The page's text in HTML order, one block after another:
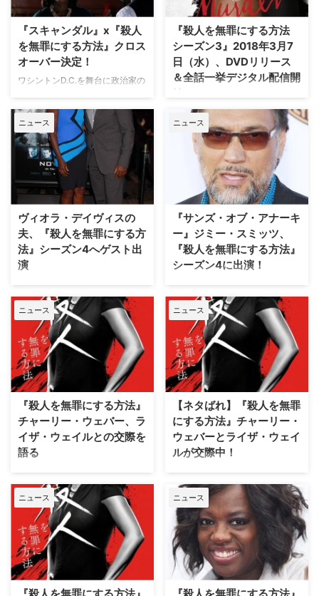
プガール』『プリティ・リトル・
『リバーデイル』が女子の心を掴
む3…
な彼女の手掛けた人気ドラマの3
作品の最新シーズンが相次いでリ
リースされる。 【関…
『スキャンダル』x『殺人
を無罪にする方法』クロス
オーバー決定！
ワシントンD.C.を舞台に政治家の
団の活躍がスリリングに描かれる
『スキャンダル 託された秘密』
と、どんな手を使ってでも依頼人
を無罪放免に導く敏腕弁護士を取
り巻くサスペンス『殺人を無罪に
する方法』がクロスオーバーする
ことが明らかになった。米TV
記事】『グレ…
『殺人を無罪にする方法
シーズン3』2018年3月7
日（水）、DVDリリース
＆全話一挙デジタル配信開
始
『グレイズ・アナトミー 恋の解
剖学』や『スキャンダル 託され
た秘密』など手掛けるドラマが
次々にヒットするションダ・ライ
ムズが手がける型破りなサスペン
スドラマ『殺人を無罪にする方
法』。本作の待望のシーズン3
が、2018年3月7日（水）より
DVDリリース＆全話一挙デジタ
ル配信開始となる。 【関連記
事】『殺人を無罪にする方法…
ニュース
ヴィオラ・デイヴィスの
夫、『殺人を無罪にする方
法』シーズン4へゲスト出
演
米ABCの大人気法廷サスペンスド
ラマ『殺人を無罪にする方法』で
主人公を演じるのは、第89回ア
カデミー賞で助演女優賞（『フェ
ンス』）に輝いたヴィオラ・デイ
ヴィス。そんな彼女の夫で俳優の
ジュリアス・テノンが、同作のシ
ーズン4にゲスト出演することが
明らかになった。 本作は、裁判
で勝つためなら一切の手段を選ば
ず、殺人事件の容疑…
ニュース
『サンズ・オブ・アナーキ
ー』ジミー・スミッツ、
『殺人を無罪にする方法』
シーズン4に出演！
ならず者のバイカーズグループの
抗争を描いた『サンズ・オブ・ア
ナーキー』などで知られるジミ
ー・スミッツが、人気法廷ドラマ
『殺人を無罪にする方法』に出演
することが明らかとなった。米
Deadlineなどが報じている。 現
時点で、ジミーが演じる役柄の詳
細は明かされていないが、ヴィオ
ラ・デイヴィス演じる主人公アナ
リーズの過去にお…
ニュース
『殺人を無罪にする方法』
チャーリー・ウェバー、ラ
イザ・ウェイルとの交際を
語る
人気法廷ドラマ『殺人を無罪にす
る方法』で、フランク役を演じる
チャーリー・ウェバー（『新ビバ
リーヒルズ青春白書』）とボニー
役のライザ・ウェイル（『ギルモ
ア・ガールズ』）の交際が判明し
たことは当サイトでもお伝えした
が、今回チャーリー本人が交際に
ついて語った。米US Weeklyが伝
ニュース
【ネタばれ】『殺人を無罪
にする方法』チャーリー・
ウェバーとライザ・ウェイ
ルが交際中！
人気法廷ドラマ『殺人を無罪にす
る方法』で、フランク役を演じる
チャーリー・ウェバー（『新ビバ
リーヒルズ青春白書』）とボニー
役のライザ・ウェイル（『ギルモ
ア・ガールズ』）が交際している
ことが明らかとなった。米
Peopleが報じている。 （この記
事は『殺人を無罪にする方法』シ
ニュース
『殺人を無罪にする方法』
ニュース
『殺人を無罪にする方法』